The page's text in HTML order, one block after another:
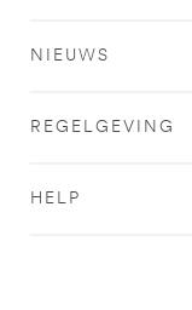
NIEUWS
REGELGEVING
HELP